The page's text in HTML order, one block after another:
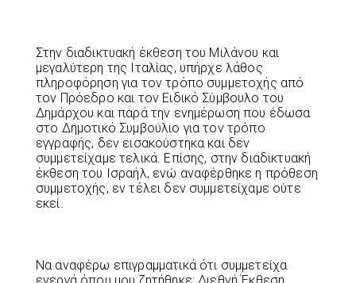
Στην διαδικτυακή έκθεση του Μιλάνου και
μεγαλύτερη της Ιταλίας, υπήρχε λάθος
πληροφόρηση για τον τρόπο συμμετοχής από
τον Πρόεδρο και τον Ειδικό Σύμβουλο του
Δημάρχου και παρά την ενημέρωση που έδωσα
στο Δημοτικό Συμβούλιο για τον τρόπο
εγγραφής, δεν εισακούστηκα και δεν
συμμετείχαμε τελικά. Επίσης, στην διαδικτυακή
έκθεση του Ισραήλ, ενώ αναφέρθηκε η πρόθεση
συμμετοχής, εν τέλει δεν συμμετείχαμε ούτε
εκεί.
Να αναφέρω επιγραμματικά ότι συμμετείχα